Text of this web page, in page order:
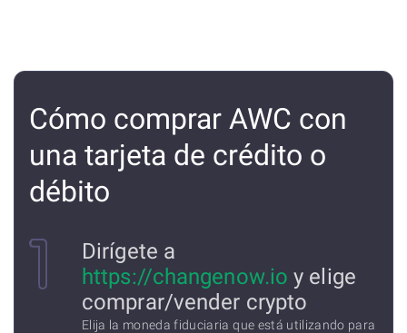
Cómo comprar AWC con
una tarjeta de crédito o
débito
Dirígete a
https://changenow.io y elige
comprar/vender crypto
Elija la moneda fiduciaria que está utilizando para